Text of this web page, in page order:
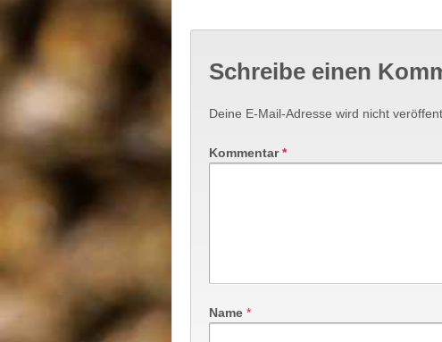
Schreibe einen
Deine E-Mail-Adresse wird nicht
Kommentar*
Name *